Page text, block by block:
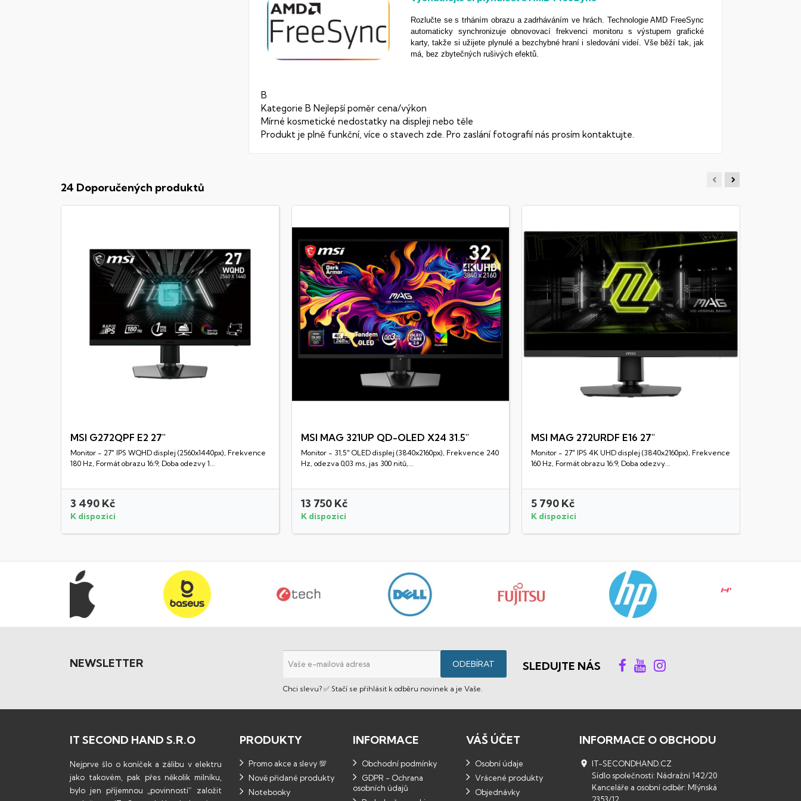
Rozlučte se s trháním obrazu a zadrháváním ve hrách. Technologie AMD FreeSync
automaticky synchronizuje obnovovací frekvenci monitoru s výstupem grafické
karty, takže si užijete plynulé a bezchybné hraní i sledování videí. Vše běží tak, jak
má, bez zbytečných rušivých efektů.
B
Kategorie B Nejlepší poměr cena/výkon
Mírné kosmetické nedostatky na displeji nebo těle
Produkt je plně funkční, více o stavech zde. Pro zaslání fotografií nás prosím kontaktujte.
24 Doporučených produktů
Rychlý náhled
MSI G272QPF E2 27"
Monitor - 27" IPS WQHD displej (2560x1440px), Frekvence
180 Hz, Formát obrazu 16:9, Doba odezvy 1...
3 490 Kč
K dispozici
Rychlý náhled
MSI MAG 321UP QD-OLED X24 31.5"
Monitor - 31,5" OLED displej (3840x2160px), Frekvence 240
Hz, odezva 0,03 ms, jas 300 nitů,...
13 750 Kč
K dispozici
Rychlý náhled
MSI MAG 272URDF E16 27"
Monitor - 27" IPS 4K UHD displej (3840x2160px), Frekvence
160 Hz, Formát obrazu 16:9, Doba odezvy...
5 790 Kč
K dispozici
NEWSLETTER
Chci slevu? ✅ Stačí se přihlásit k odběru novinek a je Vaše.
SLEDUJTE NÁS
IT SECOND HAND S.R.O
Nejprve šlo o koníček a zálibu v elektru
jako takovém, pak přes několik milníku,
bylo jen příjemnou „povinností“ založit
PRODUKTY
Promo akce a slevy 💯
Nově přidané produkty
Notebooky
INFORMACE
Obchodní podmínky
GDPR - Ochrana
osobních údajů
VÁŠ ÚČET
Osobní údaje
Vrácené produkty
Objednávky
INFORMACE O OBCHODU
 IT-SECONDHAND.CZ
Sídlo společnosti: Nádražní 142/20
Kanceláře a osobní odběr: Mlýnská